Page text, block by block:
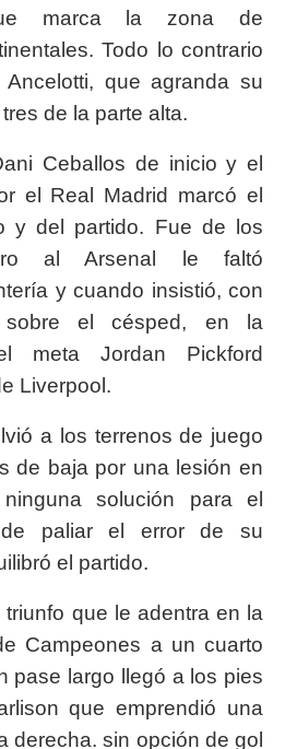
marca la zona de
Todo lo contrario
que agranda su
de la parte alta.
Ceballos de inicio y el
el Real Madrid marcó el
y del partido. Fue de los
al Arsenal le faltó
y cuando insistió, con
sobre el césped, en la
meta Jordan Pickford
Liverpool.
a los terrenos de juego
de baja por una lesión en
solución para el
de paliar el error de su
el partido.
que le adentra en la
Campeones a un cuarto
pase largo llegó a los pies
que emprendió una
derecha. sin opción de gol